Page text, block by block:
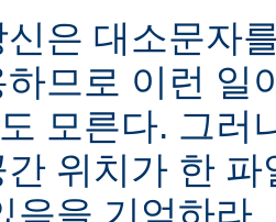
신은 대소문자
하므로 이런 일
모른다. 그러
간 위치가 한
음을 기억하라